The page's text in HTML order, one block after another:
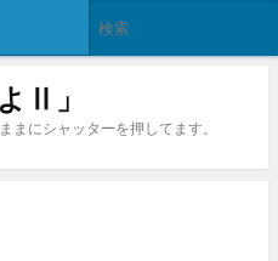
Ⅱ」
まにシャッターを押してます。